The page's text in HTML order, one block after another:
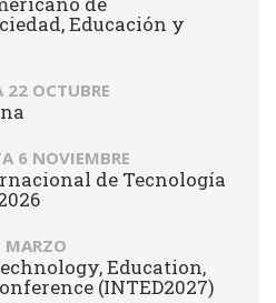
Educación y
22 OCTUBRE
6 NOVIEMBRE
de Tecnología
MARZO
Education,
(INTED2027)